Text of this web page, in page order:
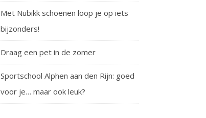
Met Nubikk schoenen loop je op iets
bijzonders!
Draag een pet in de zomer
Sportschool Alphen aan den Rijn: goed
voor je… maar ook leuk?